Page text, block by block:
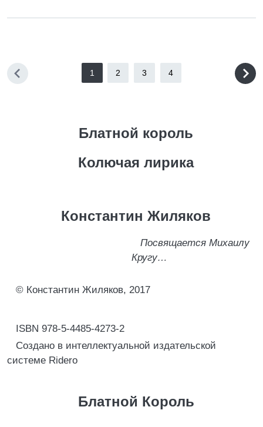
1 2 3 4
Блатной король
Колючая лирика
Константин Жиляков
Посвящается Михаилу
Кругу…
© Константин Жиляков, 2017
ISBN 978-5-4485-4273-2
Создано в интеллектуальной издательской
системе Ridero
Блатной Король